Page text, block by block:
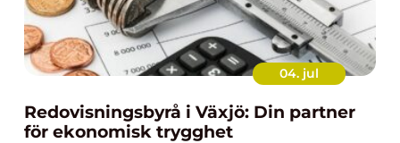
04. jul
Redovisningsbyrå i Växjö: Din partner
för ekonomisk trygghet